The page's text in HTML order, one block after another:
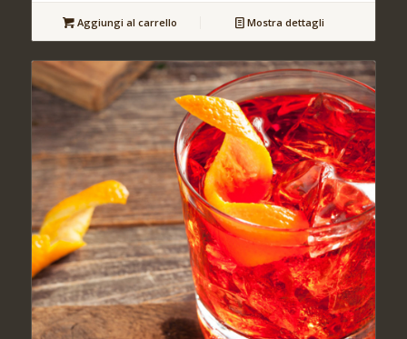
Aggiungi al carrello Mostra dettagli